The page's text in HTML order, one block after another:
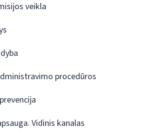
veikla
procedūros
Vidinis kanalas